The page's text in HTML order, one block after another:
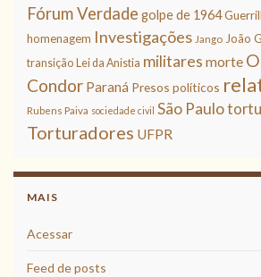
Fórum Verdade golpe de 1964
homenagem Investigações Jango João
transição Lei da Anistia militares morte
Condor Paraná Presos políticos
Rubens Paiva sociedade civil São Paulo
Torturadores UFPR
MAIS
Acessar
Feed de posts